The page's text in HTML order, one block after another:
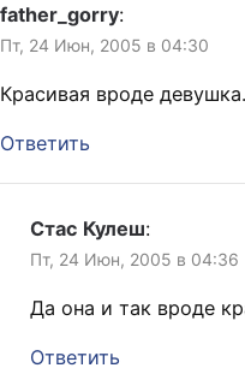
father_gorry:
Пт, 24 Июн, 2005 в 04:30
Красивая вроде
Ответить
Стас Кулеш:
Пт, 24 Июн, 2005 в 04:36
Да она и так вроде
Ответить